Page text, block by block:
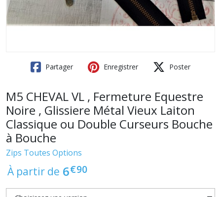
Partager Enregistrer Poster
M5 CHEVAL VL , Fermeture Equestre
Noire , Glissiere Métal Vieux Laiton
Classique ou Double Curseurs Bouche
à Bouche
Zips Toutes Options
À partir de 6€90